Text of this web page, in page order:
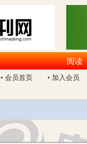
阅读
• 会员首页 • 加入会员